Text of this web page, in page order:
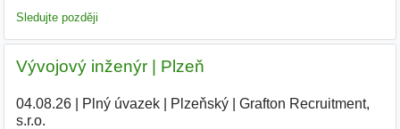
Sledujte později
Vývojový inženýr | Plzeň
04.08.26| Plný úvazek| Plzeňský|
Grafton Recruitment,
s.r.o.